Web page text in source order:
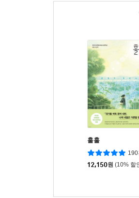
훌훌
190
12,150원 (10% 할